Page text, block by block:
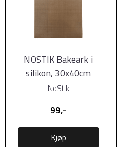
NOSTIK Bakeark i
silikon, 30x40cm
NoStik
99,-
Kjøp